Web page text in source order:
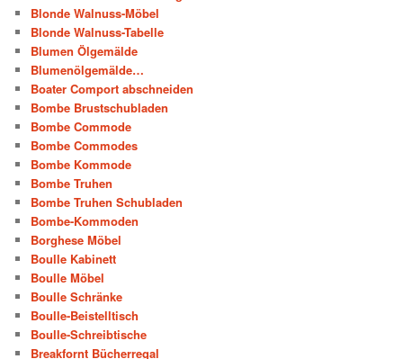
Blonde Walnuss-Möbel
Blonde Walnuss-Tabelle
Blumen Ölgemälde
Blumenölgemälde…
Boater Comport abschneiden
Bombe Brustschubladen
Bombe Commode
Bombe Commodes
Bombe Kommode
Bombe Truhen
Bombe Truhen Schubladen
Bombe-Kommoden
Borghese Möbel
Boulle Kabinett
Boulle Möbel
Boulle Schränke
Boulle-Beistelltisch
Boulle-Schreibtische
Breakfornt Bücherregal